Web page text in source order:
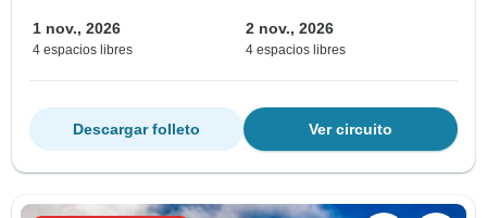
1 nov., 2026
4 espacios libres
2 nov., 2026
4 espacios libres
Ver circuito
Descargar folleto